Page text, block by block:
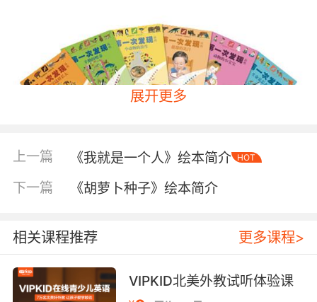
展开更多
上一篇 《我就是一个人》绘本简介 HOT
下一篇 《胡萝卜种子》绘本简介
相关课程推荐 更多课程>
VIPKID北美外教试听体验课